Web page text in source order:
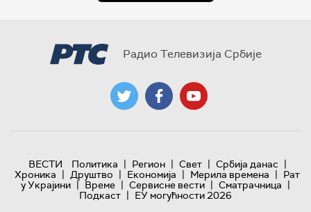
Радио Телевизија Србије
ВЕСТИ Политика | Регион | Свет | Србија данас |
Хроника | Друштво | Економија | Мерила времена | Рат
у Украјини | Време | Сервисне вести | Сматрачница |
Подкаст | ЕУ могућности 2026